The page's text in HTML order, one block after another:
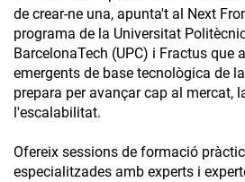
de crear-ne una, apunta't al Next
programa de la Universitat
BarcelonaTech (UPC) i Fractus que
emergents de base tecnològica de
prepara per avançar cap al mercat,
l'escalabilitat.
Ofereix sessions de formació
especialitzades amb experts i